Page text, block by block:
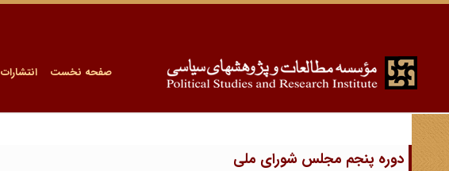
صفحه نخست انتشارات
دوره پنجم مجلس شورای ملی